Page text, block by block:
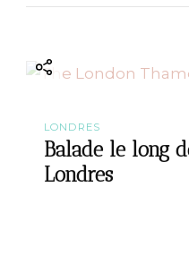
LONDRES
Balade le long
Londres